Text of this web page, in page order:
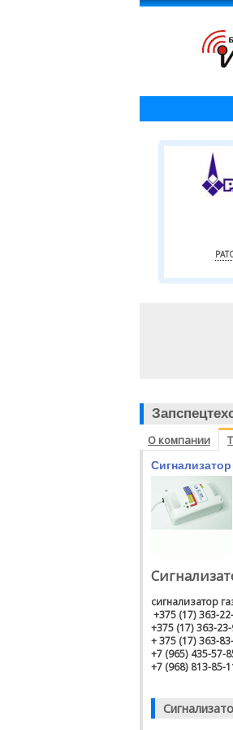
О компании
сигнализатор
+375 (17) 363-
+375 (17) 363-
+ 375 (17) 363-
+7 (965) 435-57-
+7 (968) 813-85-